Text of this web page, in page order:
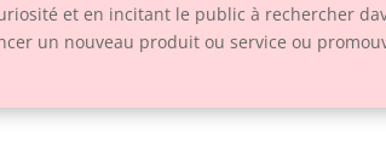
et en incitant le public à rechercher
un nouveau produit ou service ou